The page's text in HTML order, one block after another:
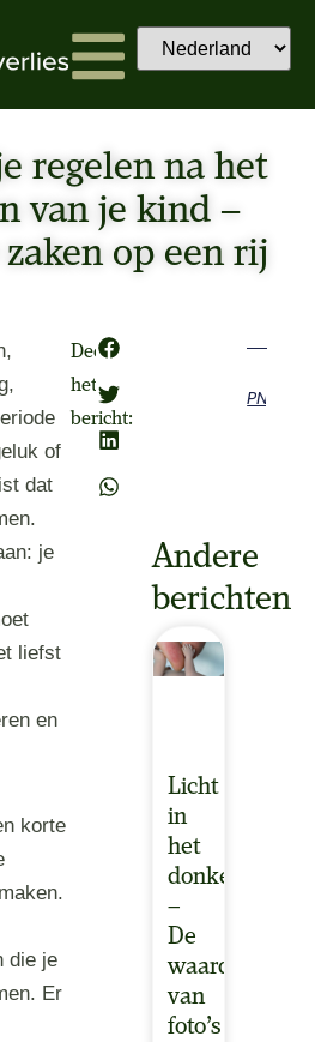
regelen na het
van je kind –
op een rij
of
dat
je
liefst
en
korte
die je
Er
Deel
het
bericht:
Andere
berichten
Licht
in
het
donker
–
De
waarde
van
foto’s
Previous